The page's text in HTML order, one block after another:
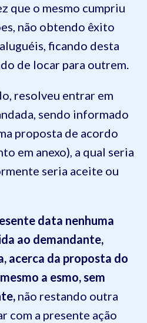
que o mesmo cumpriu
, não obtendo êxito
ficando desta
de locar para outrem.
resolveu entrar em
sendo informado
proposta de acordo
em anexo), a qual seria
seria aceite ou
data nenhuma
ao demandante,
acerca da proposta do
a esmo, sem
não restando outra
com a presente ação